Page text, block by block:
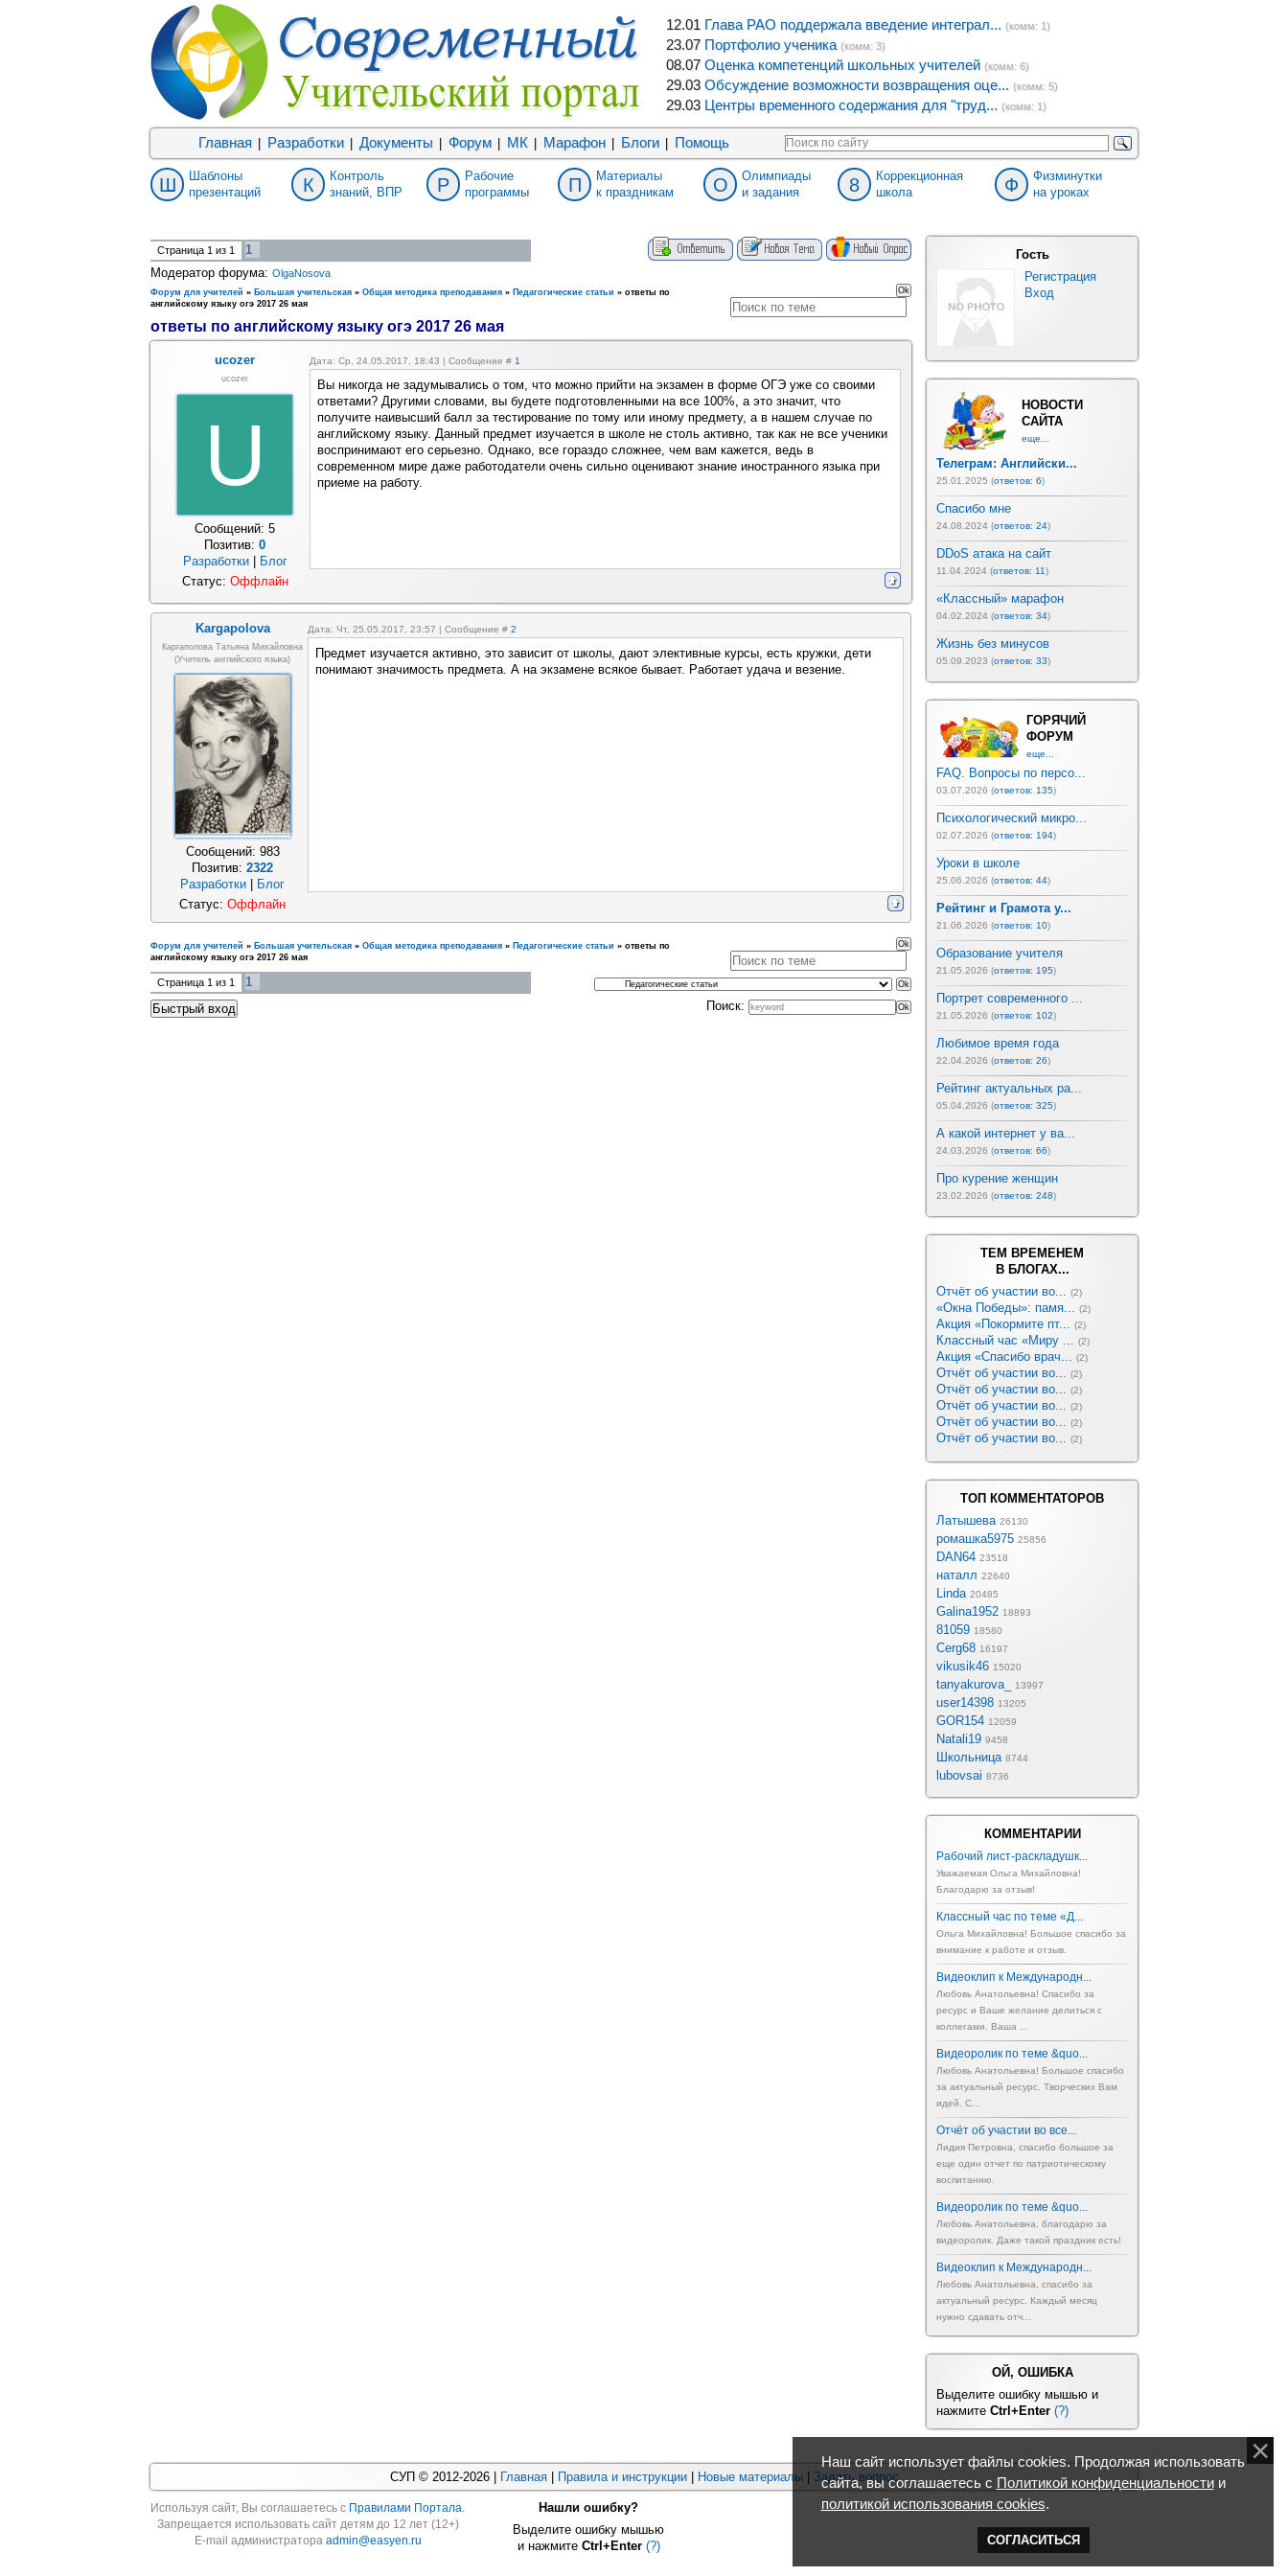
12.01 Глава РАО поддержала введение интеграл... (комм: 1)
23.07 Портфолио ученика (комм: 3)
08.07 Оценка компетенций школьных учителей (комм: 6)
29.03 Обсуждение возможности возвращения оце... (комм: 5)
29.03 Центры временного содержания для "труд... (комм: 1)
Главная Разработки Документы Форум МК Марафон Блоги Помощь
Ш
Шаблоны
презентаций
К
Контроль
знаний, ВПР
Р
Рабочие
программы
П
Материалы
к праздникам
О
Олимпиады
и задания
8
Коррекционная
школа
Ф
Физминутки
на уроках
Страница 1 из 1
1
Модератор форума: OlgaNosova
Форум для учителей » Большая учительская » Общая методика преподавания » Педагогические статьи » ответы по
английскому языку огэ 2017 26 мая
ответы по английскому языку огэ 2017 26 мая
ucozer Дата: Ср, 24.05.2017, 18:43 | Сообщение # 1
ucozer
U
Сообщений: 5
Позитив: 0
Разработки| Блог
Вы никогда не задумывались о том, что можно прийти на экзамен в форме ОГЭ уже со своими
ответами? Другими словами, вы будете подготовленными на все 100%, а это значит, что
получите наивысший балл за тестирование по тому или иному предмету, а в нашем случае по
английскому языку. Данный предмет изучается в школе не столь активно, так как не все ученики
воспринимают его серьезно. Однако, все гораздо сложнее, чем вам кажется, ведь в
современном мире даже работодатели очень сильно оценивают знание иностранного языка при
приеме на работу.
Статус: Оффлайн
Kargapolova Дата: Чт, 25.05.2017, 23:57 | Сообщение # 2
Каргаполова Татьяна Михайловна
(учитель английского языка)
Сообщений: 983
Позитив: 2322
Разработки
Блог
Предмет изучается активно, это зависит от школы, дают элективные курсы, есть кружки, дети
понимают значимость предмета. А на экзамене всякое бывает. Работает удача и везение.
Статус: Оффлайн
Форум для учителей » Большая учительская » Общая методика преподавания » Педагогические статьи » ответы по
английскому языку огэ 2017 26 мая
Страница 1 из 1
1
Поиск:
Гость
Регистрация
Вход
НОВОСТИ
САЙТА
еще...
Телеграм: Английски...
25.01.2025 (ответов: 6)
Спасибо мне
24.08.2024 (ответов: 24)
DDoS атака на сайт
11.04.2024 (ответов: 11)
«Классный» марафон
04.02.2024 (ответов: 34)
Жизнь без минусов
05.09.2023 (ответов: 33)
ГОРЯЧИЙ
ФОРУМ
еще...
FAQ. Вопросы по персо...
03.07.2026 (ответов: 135)
Психологический микро...
02.07.2026 (ответов: 194)
Уроки в школе
25.06.2026 (ответов: 44)
Рейтинг и Грамота у...
21.06.2026 (ответов: 10)
Образование учителя
21.05.2026 (ответов: 195)
Портрет современного ...
21.05.2026 (ответов: 102)
Любимое время года
22.04.2026 (ответов: 26)
Рейтинг актуальных ра...
05.04.2026 (ответов: 325)
А какой интернет у ва...
24.03.2026 (ответов: 66)
Про курение женщин
23.02.2026 (ответов: 248)
ТЕМ ВРЕМЕНЕМ
В БЛОГАХ...
Отчёт об участии во... (2)
«Окна Победы»: памя... (2)
Акция «Покормите пт... (2)
Классный час «Миру ... (2)
Акция «Спасибо врач... (2)
Отчёт об участии во... (2)
Отчёт об участии во... (2)
Отчёт об участии во... (2)
Отчёт об участии во... (2)
Отчёт об участии во... (2)
ТОП КОММЕНТАТОРОВ
Латышева 26130
ромашка5975 25856
DAN64 23518
наталл 22640
Linda 20485
Galina1952 18893
81059 18580
Cerg68 16197
vikusik46 15020
tanyakurova_ 13997
user14398 13205
GOR154 12059
Natali19 9458
Школьница 8744
lubovsai 8736
КОММЕНТАРИИ
Рабочий лист-раскладушк...
Уважаемая Ольга Михайловна!
Благодарю за отзыв!
Классный час по теме «Д...
Ольга Михайловна! Большое спасибо за
внимание к работе и отзыв.
Видеоклип к Международн...
Любовь Анатольевна! Спасибо за
ресурс и Ваше желание делиться с
коллегами. Ваша ...
Видеоролик по теме &quo...
Любовь Анатольевна! Большое спасибо
за актуальный ресурс. Творческих Вам
идей. С...
Отчёт об участии во все...
Лидия Петровна, спасибо большое за
еще один отчет по патриотическому
воспитанию.
Видеоролик по теме &quo...
Любовь Анатольевна, благодарю за
видеоролик. Даже такой праздник есть!
Видеоклип к Международн...
Любовь Анатольевна, спасибо за
актуальный ресурс. Каждый месяц
нужно сдавать отч...
ОЙ, ОШИБКА
Выделите ошибку мышью и
нажмите Ctrl+Enter (?)
СУП © 2012-2026 | Главная| Правила и инструкции| Новые материалы| Задать вопрос
Используя cайт, Вы соглашаетесь с Правилами Портала.
Запрещается использовать сайт детям до 12 лет (12+)
E-mail администратора admin@easyen.ru
Нашли ошибку?
Выделите ошибку мышью
и нажмите Ctrl+Enter (?)
Наш сайт использует файлы cookies. Продолжая использовать
сайта, вы соглашаетесь с Политикой конфиденциальностии
политикой использования cookies.
СОГЛАСИТЬСЯ